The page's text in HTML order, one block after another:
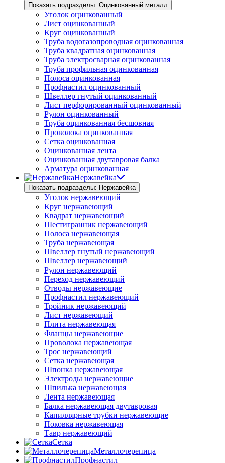
Показать подразделы: Оцинкованный металл
Уголок оцинкованный
Лист оцинкованный
Круг оцинкованный
Труба водогазопроводная оцинкованная
Труба квадратная оцинкованная
Труба электросварная оцинкованная
Труба профильная оцинкованная
Полоса оцинкованная
Профнастил оцинкованный
Швеллер гнутый оцинкованный
Лист перфорированный оцинкованный
Рулон оцинкованный
Труба оцинкованная бесшовная
Проволока оцинкованная
Сетка оцинкованная
Оцинкованная лента
Оцинкованная двутавровая балка
Арматура оцинкованная
Нержавейка
Показать подразделы: Нержавейка
Уголок нержавеющий
Круг нержавеющий
Квадрат нержавеющий
Шестигранник нержавеющий
Полоса нержавеющая
Труба нержавеющая
Швеллер гнутый нержавеющий
Швеллер нержавеющий
Рулон нержавеющий
Переход нержавеющий
Отводы нержавеющие
Профнастил нержавеющий
Тройник нержавеющий
Лист нержавеющий
Плита нержавеющая
Фланцы нержавеющие
Проволока нержавеющая
Трос нержавеющий
Сетка нержавеющая
Шпонка нержавеющая
Электроды нержавеющие
Шпилька нержавеющая
Лента нержавеющая
Балка нержавеющая двутавровая
Капиллярные трубки нержавеющие
Поковка нержавеющая
Тавр нержавеющий
Сетка
Металлочерепица
Профнастил